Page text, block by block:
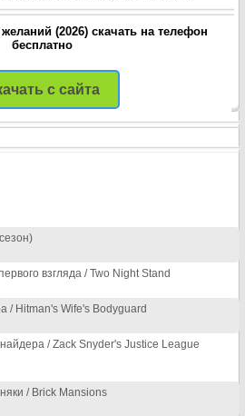
(2026) скачать на телефон
бесплатно
с сайта
взгляда / Two Night Stand
/ Hitman's Wife's Bodyguard
/ Zack Snyder's Justice League
/ Brick Mansions